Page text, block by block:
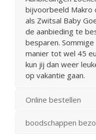
bijvoorbeeld Makro
als Zwitsal Baby
de aanbieding te
besparen.
manier tot wel 45
kun jij dan weer
op vakantie gaan.
Online bestellen
boodschappen